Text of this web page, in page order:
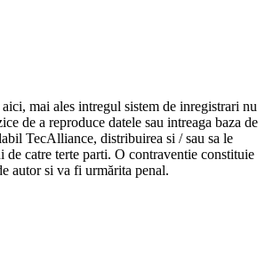
mai ales intregul sistem de inregistrari nu
de a reproduce datele sau intreaga baza de
TecAlliance, distribuirea si / sau sa le
de catre terte parti. O contraventie constituie
autor si va fi urmărita penal.